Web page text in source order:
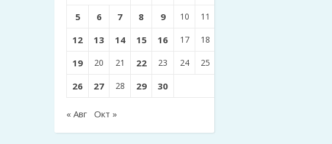
5 6 7 8 9 10 11
12 13 14 15 16 17 18
19 20 21 22 23 24 25
26 27 28 29 30
« Авг Окт »